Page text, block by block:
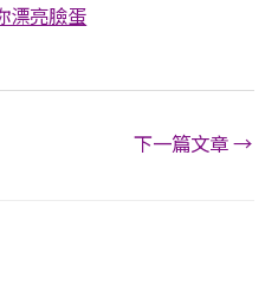
漂亮臉蛋
下一篇文章→